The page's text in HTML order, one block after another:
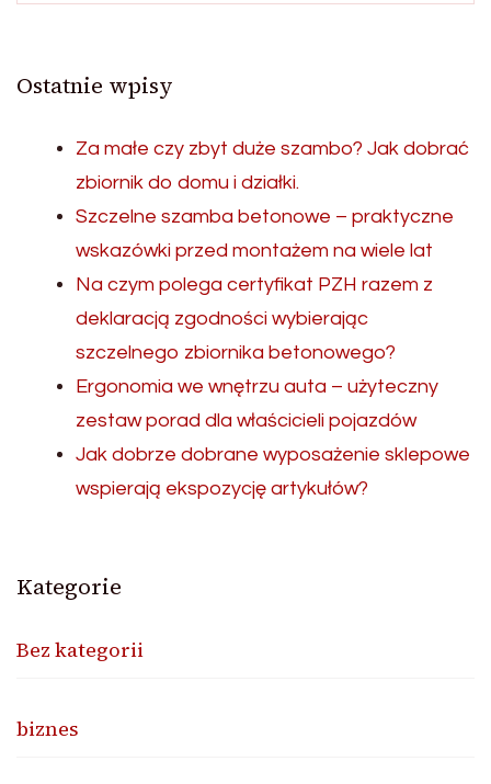
Ostatnie wpisy
Za małe czy zbyt duże szambo? Jak dobrać
zbiornik do domu i działki.
Szczelne szamba betonowe – praktyczne
wskazówki przed montażem na wiele lat
Na czym polega certyfikat PZH razem z
deklaracją zgodności wybierając
szczelnego zbiornika betonowego?
Ergonomia we wnętrzu auta – użyteczny
zestaw porad dla właścicieli pojazdów
Jak dobrze dobrane wyposażenie sklepowe
wspierają ekspozycję artykułów?
Kategorie
Bez kategorii
biznes